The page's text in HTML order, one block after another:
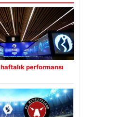
haftalık performansı